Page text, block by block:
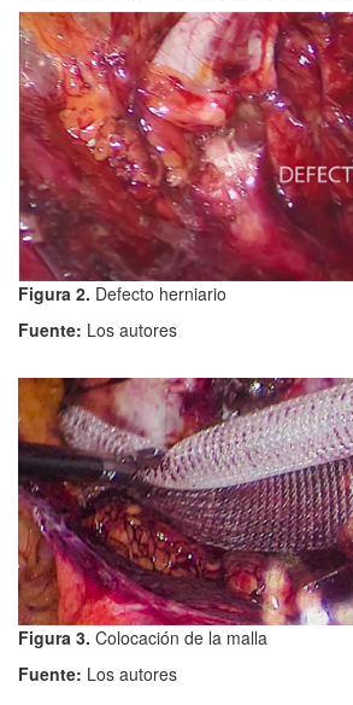
Figura 2. Defecto herniario
Fuente: Los autores
Figura 3. Colocación de la malla
Fuente: Los autores